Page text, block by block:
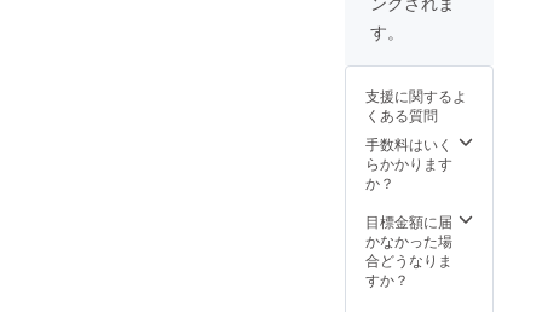
す。
支援に関するよ
くある質問
手数料はいく
らかかります
か？
目標金額に届
かなかった場
合どうなりま
すか？